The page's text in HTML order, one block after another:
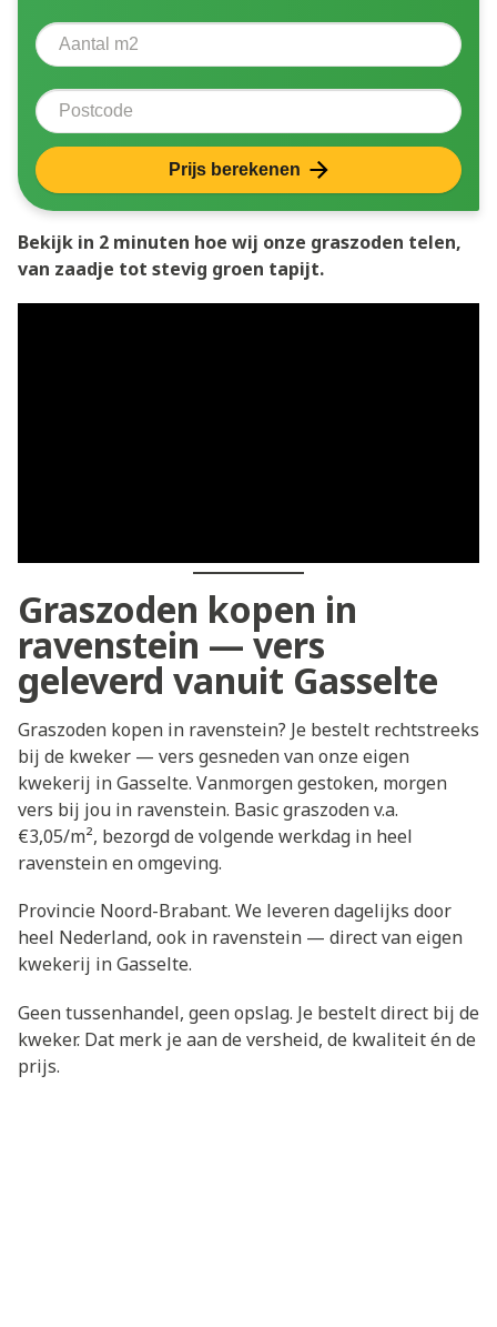
Aantal vierkante meter
Postcode
Prijs berekenen
Bekijk in 2 minuten hoe wij onze graszoden telen,
van zaadje tot stevig groen tapijt.
Graszoden kopen in
ravenstein — vers
geleverd vanuit Gasselte
Graszoden kopen in ravenstein? Je bestelt rechtstreeks
bij de kweker — vers gesneden van onze eigen
kwekerij in Gasselte. Vanmorgen gestoken, morgen
vers bij jou in ravenstein. Basic graszoden v.a.
€3,05/m², bezorgd de volgende werkdag in heel
ravenstein en omgeving.
Provincie Noord-Brabant. We leveren dagelijks door
heel Nederland, ook in ravenstein — direct van eigen
kwekerij in Gasselte.
Geen tussenhandel, geen opslag. Je bestelt direct bij de
kweker. Dat merk je aan de versheid, de kwaliteit én de
prijs.